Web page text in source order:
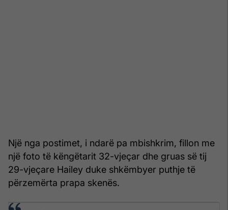
Një nga postimet, i ndarë pa mbishkrim, fillon me
një foto të këngëtarit 32-vjeçar dhe gruas së tij
29-vjeçare Hailey duke shkëmbyer puthje të
përzemërta prapa skenës.